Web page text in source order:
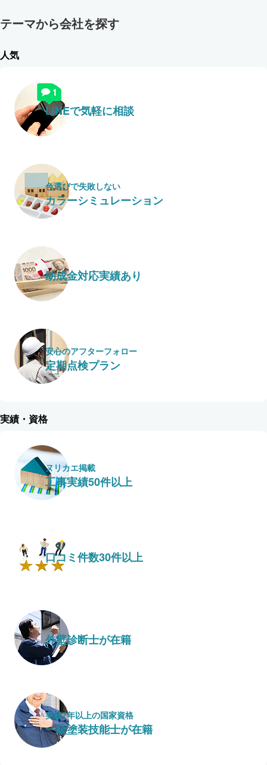
テーマから会社を探す
人気
LINEで気軽に相談
色選びで失敗しない
カラーシミュレーション
助成金対応実績あり
安心のアフターフォロー
定期点検プラン
実績・資格
ヌリカエ掲載
工事実績50件以上
口コミ件数30件以上
外壁診断士が在籍
実績7年以上の国家資格
一級塗装技能士が在籍